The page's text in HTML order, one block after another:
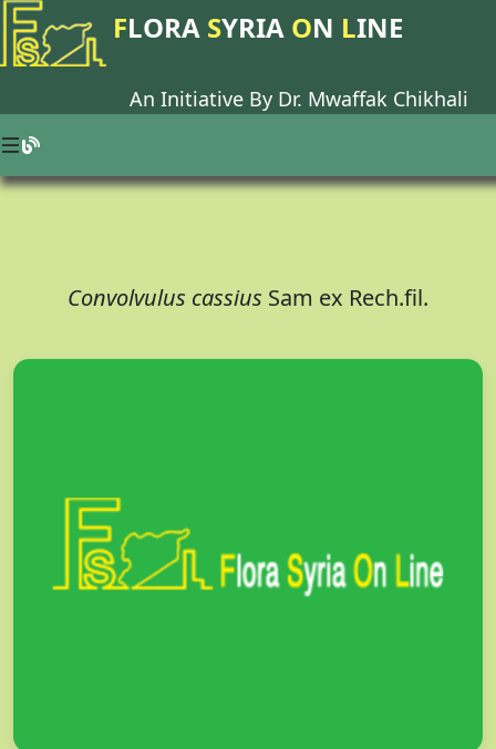
FLORA SYRIA ON LINE
An Initiative By Dr. Mwaffak Chikhali
Convolvulus cassius Sam ex Rech.fil.